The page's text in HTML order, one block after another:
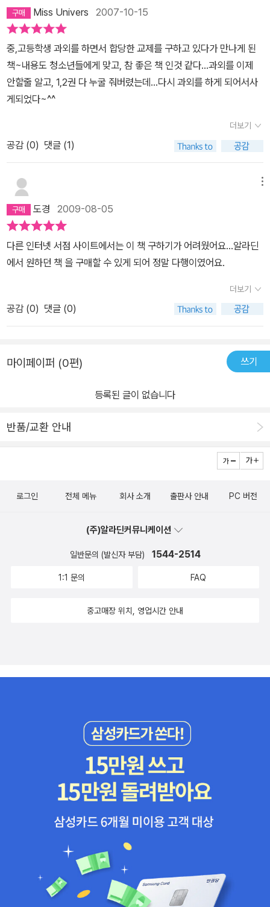
Miss Univers 2007-10-15
중,고등학생 과외를 하면서 합당한 교제를 구하고 있다가 만나게 된
책~내용도 청소년들에게 맞고, 참 좋은 책 인것 같다...과외를 이제
안할줄 알고, 1,2권 다 누굴 줘버렸는데...다시 과외를 하게 되어서사
게되었다~^^
더보기
공감 (0) 댓글 (1)
도경 2009-08-05
다른 인터넷 서점 사이트에서는 이 책 구하기가 어려웠어요...알라딘
에서 원하던 책 을 구매할 수 있게 되어 정말 다행이였어요.
더보기
공감 (0) 댓글 (0)
마이페이퍼 (0편) 쓰기
등록된 글이 없습니다
반품/교환 안내
로그인 전체 메뉴 회사 소개 출판사 안내 PC 버전
(주)알라딘커뮤니케이션
일반문의 (발신자 부담) 1544-2514
1:1 문의 FAQ
중고매장 위치, 영업시간 안내